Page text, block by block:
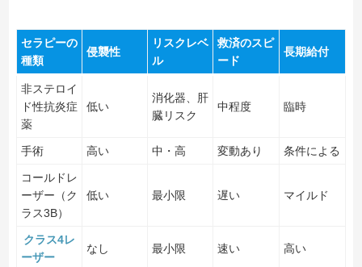
セラピーの
種類
侵襲性
リスクレベ
ル
救済のスピ
ード
長期給付
非ステロイ
ド性抗炎症
薬
低い
消化器、肝
臓リスク
中程度 臨時
手術 高い 中・高 変動あり 条件による
コールドレ
ーザー（ク
ラス3B）
低い 最小限 遅い マイルド
クラス4レ
ーザー
なし 最小限 速い 高い